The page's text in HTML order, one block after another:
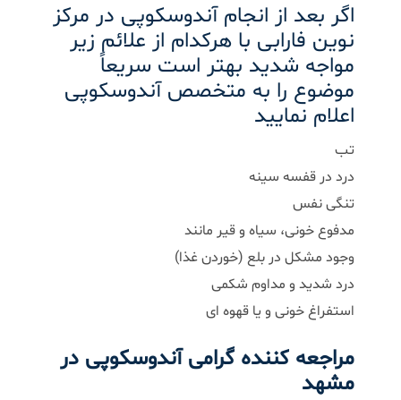
اگر بعد از انجام آندوسکوپی در مرکز
نوین فارابی با هرکدام از علائم زیر
مواجه شدید بهتر است سریعاً
موضوع را به متخصص آندوسکوپی
اعلام نمایید
تب
درد در قفسه سینه
تنگی نفس
مدفوع خونی، سیاه و قیر مانند
وجود مشکل در بلع (خوردن غذا)
درد شدید و مداوم شکمی
استفراغ خونی و یا قهوه ای
مراجعه کننده گرامی آندوسکوپی در
مشهد